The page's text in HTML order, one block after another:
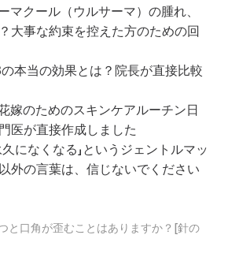
マクール（ウルサーマ）の腫れ、
大事な約束を控えた方のための回
本当の効果とは？院長が直接比較
嫁のためのスキンケアルーチン日
医が直接作成しました
久になくなる」というジェントルマッ
外の言葉は、信じないでください
と口角が歪むことはありますか？[針の